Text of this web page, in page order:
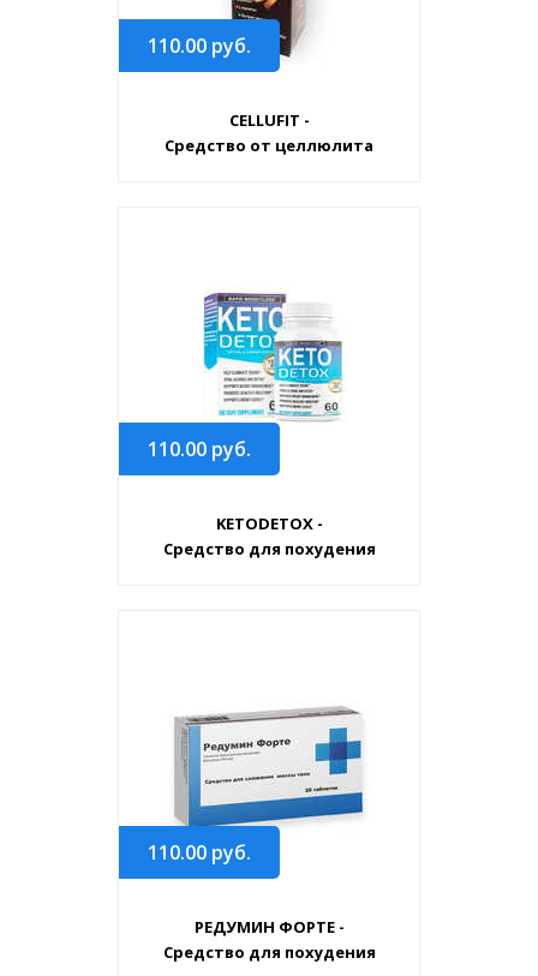
110.00 руб.
CELLUFIT -
Средство от целлюлита
110.00 руб.
KETODETOX -
Средство для похудения
110.00 руб.
РЕДУМИН ФОРТЕ -
Средство для похудения